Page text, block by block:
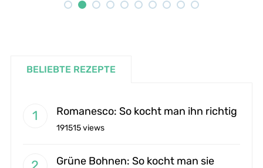
BELIEBTE REZEPTE
Romanesco: So kocht man ihn richtig
191515 views
Grüne Bohnen: So kocht man sie